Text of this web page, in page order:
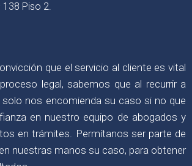
138 Piso 2.
que el servicio al cliente es vital
legal, sabemos que al recurrir a
nos encomienda su caso si no que
en nuestro equipo de abogados y
en trámites. Permítanos ser parte de
nuestras manos su caso, para obtener